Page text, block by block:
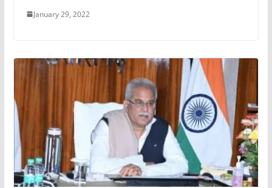
January 29, 2022